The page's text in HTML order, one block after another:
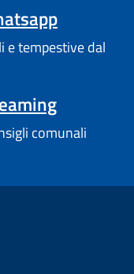
e tempestive dal
comunali